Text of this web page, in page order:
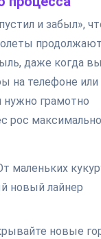
и забыл»,
даже когда
на телефоне или
грамотно
рос максимально
маленьких
новый лайнер
новые